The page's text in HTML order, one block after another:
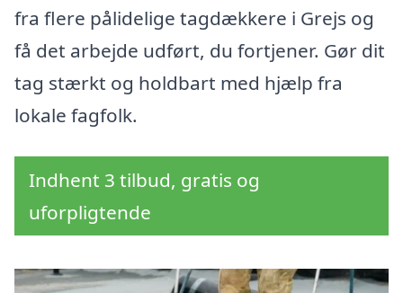
fra flere pålidelige tagdækkere i Grejs og
få det arbejde udført, du fortjener. Gør dit
tag stærkt og holdbart med hjælp fra
lokale fagfolk.
Indhent 3 tilbud, gratis og
uforpligtende